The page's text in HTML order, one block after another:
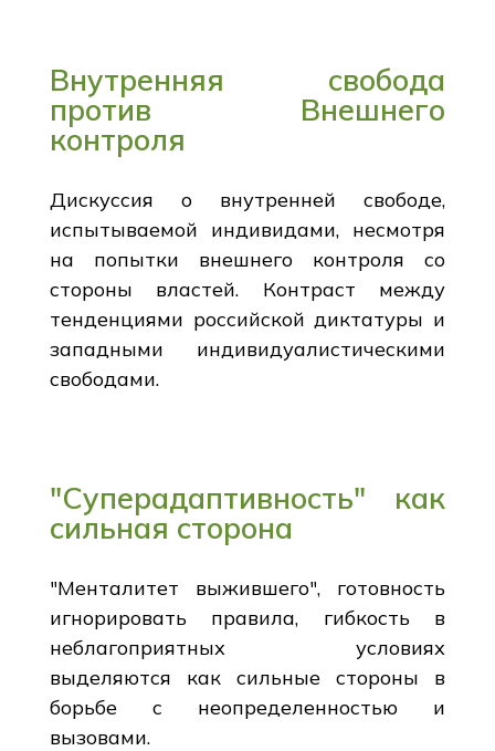
Внутренняя свобода
против Внешнего
контроля
Дискуссия о внутренней свободе,
испытываемой индивидами, несмотря
на попытки внешнего контроля со
стороны властей. Контраст между
тенденциями российской диктатуры и
западными индивидуалистическими
свободами.
"Суперадаптивность" как
сильная сторона
"Менталитет выжившего", готовность
игнорировать правила, гибкость в
неблагоприятных условиях
выделяются как сильные стороны в
борьбе с неопределенностью и
вызовами.